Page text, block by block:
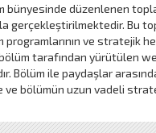
bünyesinde düzenlenen
gerçekleştirilmektedir. Bu
ve stratejik
tarafından yürütülen
Bölüm ile paydaşlar
ve bölümün uzun vadeli